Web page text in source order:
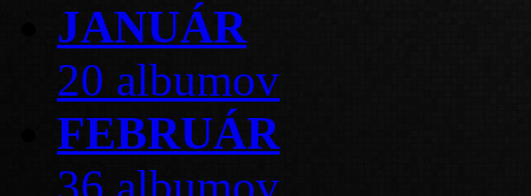
JANUÁR
20 albumov
FEBRUÁR